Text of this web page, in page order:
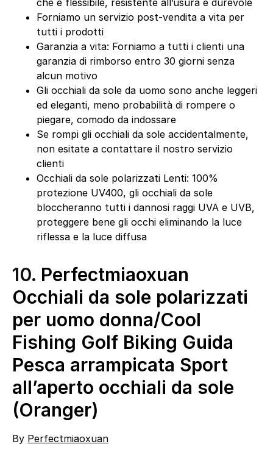
che è flessibile, resistente all’usura e durevole
Forniamo un servizio post-vendita a vita per
tutti i prodotti
Garanzia a vita: Forniamo a tutti i clienti una
garanzia di rimborso entro 30 giorni senza
alcun motivo
Gli occhiali da sole da uomo sono anche leggeri
ed eleganti, meno probabilità di rompere o
piegare, comodo da indossare
Se rompi gli occhiali da sole accidentalmente,
non esitate a contattare il nostro servizio
clienti
Occhiali da sole polarizzati Lenti: 100%
protezione UV400, gli occhiali da sole
bloccheranno tutti i dannosi raggi UVA e UVB,
proteggere bene gli occhi eliminando la luce
riflessa e la luce diffusa
10. Perfectmiaoxuan
Occhiali da sole polarizzati
per uomo donna/Cool
Fishing Golf Biking Guida
Pesca arrampicata Sport
all’aperto occhiali da sole
(Oranger)
By Perfectmiaoxuan